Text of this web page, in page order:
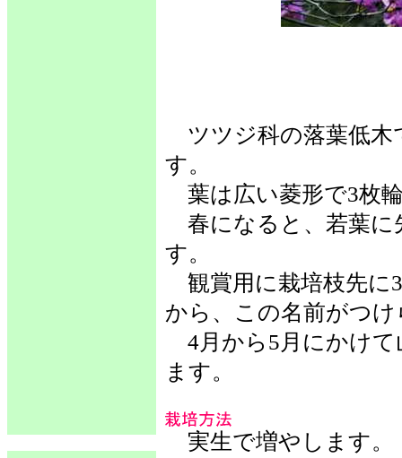
ツツジ科の落葉低木
す。
葉は広い菱形で3枚
春になると、若葉に
す。
観賞用に栽培枝先に
から、この名前がつ
4月から5月にかけて
ます。
実生で増やします。